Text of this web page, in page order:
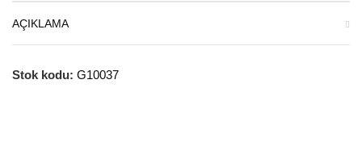
AÇIKLAMA
Stok kodu: G10037